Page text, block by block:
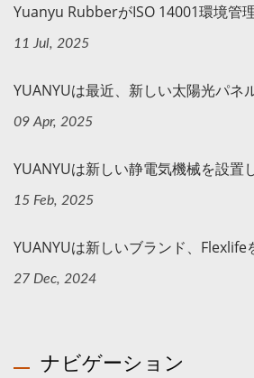
Yuanyu RubberがISO 14001環境管
11 Jul, 2025
YUANYUは最近、新しい太陽光パネ
09 Apr, 2025
YUANYUは新しい静電気機械を設置
15 Feb, 2025
YUANYUは新しいブランド、Flexlife
27 Dec, 2024
ナビゲーション